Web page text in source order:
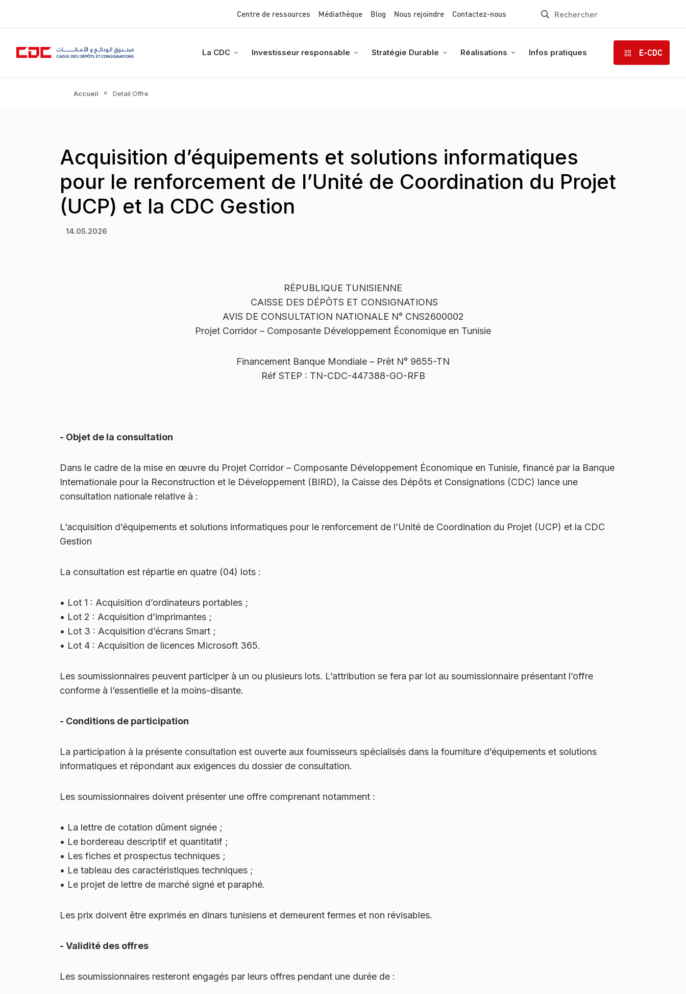
au
Top Menu
Centre de ressources Médiathèque Blog Nous rejoindre Contactez-nous
La CDC Investisseur responsable Stratégie Durable Réalisations Infos pratiques E-CDC
Accueil Detail Offre
Acquisition d’équipements et solutions informatiques
pour le renforcement de l’Unité de Coordination du Projet
(UCP) et la CDC Gestion
14.05.2026
RÉPUBLIQUE TUNISIENNE
CAISSE DES DÉPÔTS ET CONSIGNATIONS
AVIS DE CONSULTATION NATIONALE N° CNS2600002
Projet Corridor – Composante Développement Économique en Tunisie
Financement Banque Mondiale – Prêt N° 9655-TN
Réf STEP : TN-CDC-447388-GO-RFB
- Objet de la consultation
Dans le cadre de la mise en œuvre du Projet Corridor – Composante Développement Économique en Tunisie, financé par la Banque
Internationale pour la Reconstruction et le Développement (BIRD), la Caisse des Dépôts et Consignations (CDC) lance une
consultation nationale relative à :
L’acquisition d’équipements et solutions informatiques pour le renforcement de l’Unité de Coordination du Projet (UCP) et la CDC
Gestion
La consultation est répartie en quatre (04) lots :
• Lot 1 : Acquisition d’ordinateurs portables ;
• Lot 2 : Acquisition d’imprimantes ;
• Lot 3 : Acquisition d’écrans Smart ;
• Lot 4 : Acquisition de licences Microsoft 365.
Les soumissionnaires peuvent participer à un ou plusieurs lots. L’attribution se fera par lot au soumissionnaire présentant l’offre
conforme à l’essentielle et la moins-disante.
- Conditions de participation
La participation à la présente consultation est ouverte aux fournisseurs spécialisés dans la fourniture d’équipements et solutions
informatiques et répondant aux exigences du dossier de consultation.
Les soumissionnaires doivent présenter une offre comprenant notamment :
• La lettre de cotation dûment signée ;
• Le bordereau descriptif et quantitatif ;
• Les fiches et prospectus techniques ;
• Le tableau des caractéristiques techniques ;
• Le projet de lettre de marché signé et paraphé.
Les prix doivent être exprimés en dinars tunisiens et demeurent fermes et non révisables.
- Validité des offres
Les soumissionnaires resteront engagés par leurs offres pendant une durée de :